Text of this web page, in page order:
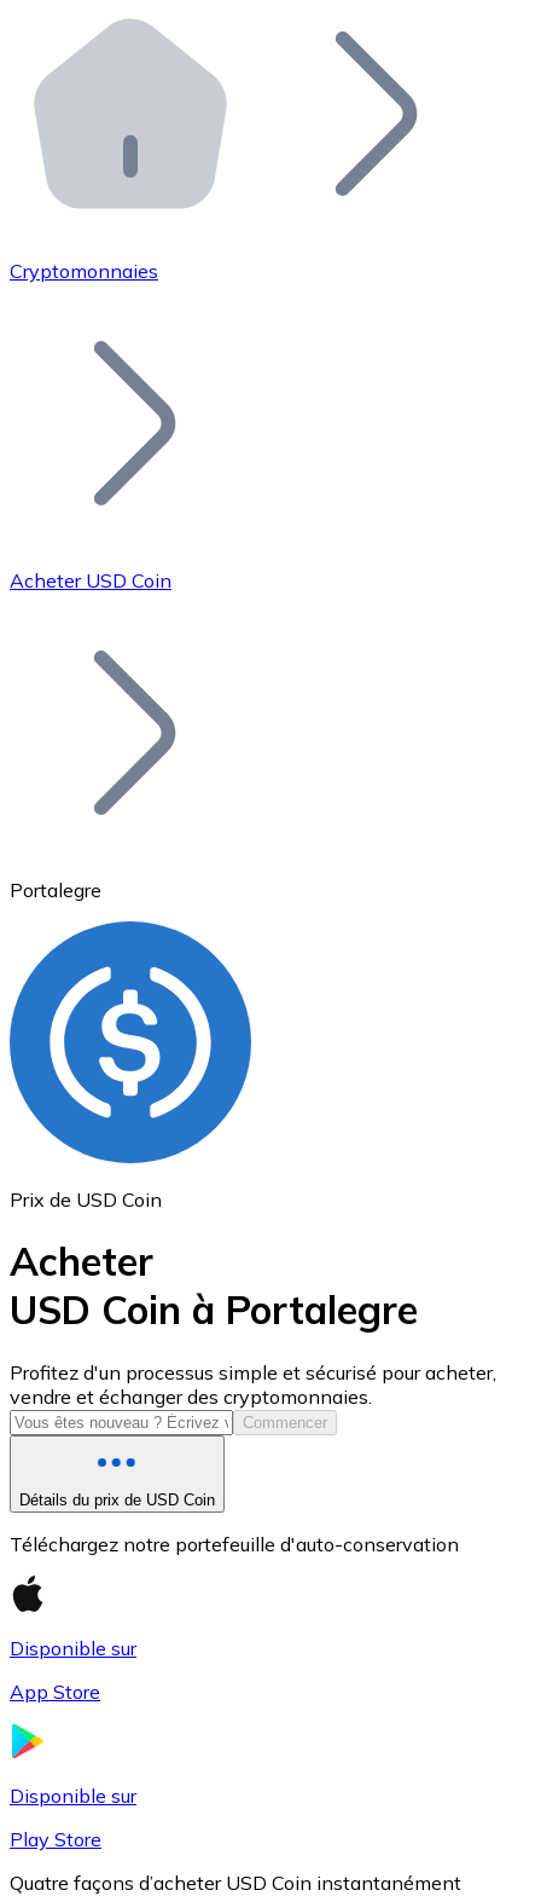
Distributeurs automatiques Bitnovo
Intégrez un ATM Bitnovo dans votre entreprise et
API Bitnovo
Intégrez notre API dans votre écosystème.
Rejoignez notre réseau de distributeurs et
Ajoutez le token de votre projet à notre service
Bitcoin
Ethereum
ETH
USD Coin
USDC
Cryptomonnaies
Acheter USD Coin
Portalegre
Prix de USD Coin
Acheter
USD Coin à Portalegre
Profitez d'un processus simple et sécurisé pour acheter,
vendre et échanger des cryptomonnaies.
Commencer
Détails du prix de USD Coin
Téléchargez notre portefeuille d'auto-conservation
Disponible sur
App Store
Disponible sur
Play Store
Quatre façons d’acheter USD Coin instantanément